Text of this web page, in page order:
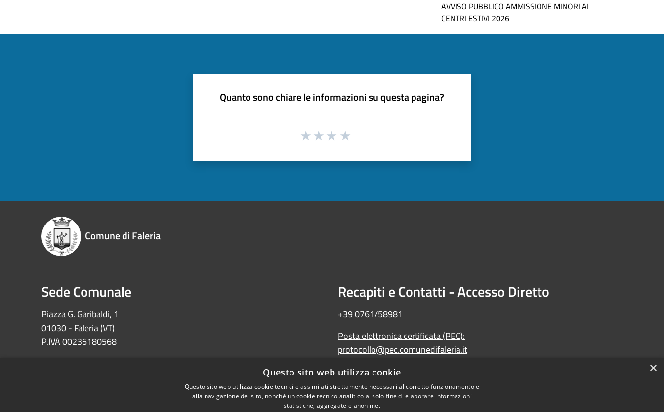
AVVISO PUBBLICO AMMISSIONE MINORI AI
CENTRI ESTIVI 2026
Quanto sono chiare le informazioni su questa pagina?
Comune di Faleria
Sede Comunale
Piazza G. Garibaldi, 1
01030 - Faleria (VT)
P.IVA 00236180568
Ccp 11639010 – Tesoreria Comune di Faleria
Recapiti e Contatti - Accesso Diretto
+39 0761/58981
Posta elettronica certificata (PEC):
protocollo@pec.comunedifaleria.it
Amministrazione trasparente
Albo Pretorio
WebMail
Dichiarazione di accessibilità
×
Questo sito web utilizza cookie
Questo sito web utilizza cookie tecnici e assimilati strettamente necessari al corretto funzionamento e
alla navigazione del sito, nonché un cookie tecnico analitico al solo fine di elaborare informazioni
statistiche, aggregate e anonime.